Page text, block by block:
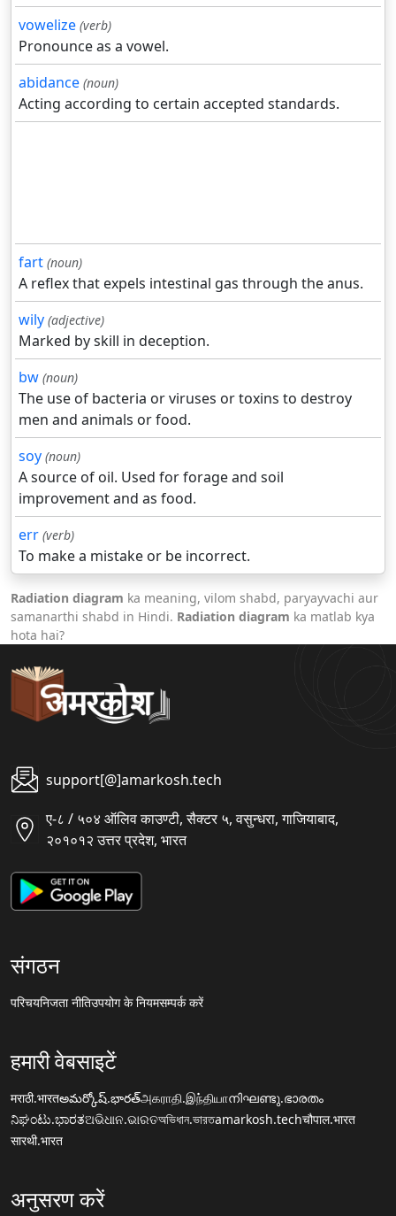
vowelize (verb)
Pronounce as a vowel.
abidance (noun)
Acting according to certain accepted standards.
fart (noun)
A reflex that expels intestinal gas through the anus.
wily (adjective)
Marked by skill in deception.
bw (noun)
The use of bacteria or viruses or toxins to destroy
men and animals or food.
soy (noun)
A source of oil. Used for forage and soil
improvement and as food.
err (verb)
To make a mistake or be incorrect.
Radiation diagram ka meaning, vilom shabd, paryayvachi aur
samanarthi shabd in Hindi. Radiation diagram ka matlab kya
hota hai?
support[@]amarkosh.tech
ए-८ / ५०४ ऑलिव काउण्टी, सैक्टर ५, वसुन्धरा, गाजियाबाद,
२०१०१२ उत्तर प्रदेश, भारत
संगठन
परिचयनिजता नीतिउपयोग के नियमसम्पर्क करें
हमारी वेबसाइटें
मराठी.भारतఅమర్కోష్.భారత్அகராதி.இந்தியாനിഘണ്ടു.ഭാരതം
ನಿಘಂಟು.ಭಾರತଅଭିଧାନ.ଭାରତঅভিধান.ভারতamarkosh.techचौपाल.भारत
सारथी.भारत
अनुसरण करें